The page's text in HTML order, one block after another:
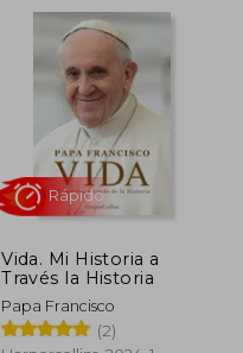
20%
dcto.
Vida. Mi Historia a
Través la Historia
Papa Francisco
(2)